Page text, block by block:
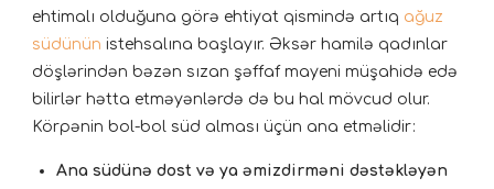
ehtimalı olduğuna görə ehtiyat qismində artıq ağuz
südünün istehsalına başlayır. Əksər hamilə qadınlar
döşlərindən bəzən sızan şəffaf mayeni müşahidə edə
bilirlər hətta etməyənlərdə də bu hal mövcud olur.
Körpənin bol-bol süd alması üçün ana etməlidir:
Ana südünə dost və ya əmizdirməni dəstəkləyən